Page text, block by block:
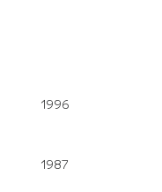
1996
1987